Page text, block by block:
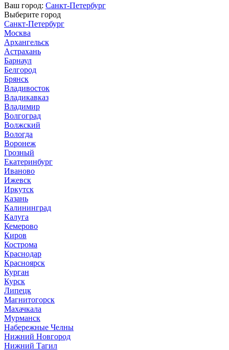
Ваш город: Санкт-Петербург
Выберите город
Санкт-Петербург
Москва
Архангельск
Астрахань
Барнаул
Белгород
Брянск
Владивосток
Владикавказ
Владимир
Волгоград
Волжский
Вологда
Воронеж
Грозный
Екатеринбург
Иваново
Ижевск
Иркутск
Казань
Калининград
Калуга
Кемерово
Киров
Кострома
Краснодар
Красноярск
Курган
Курск
Липецк
Магнитогорск
Махачкала
Мурманск
Набережные Челны
Нижний Новгород
Нижний Тагил